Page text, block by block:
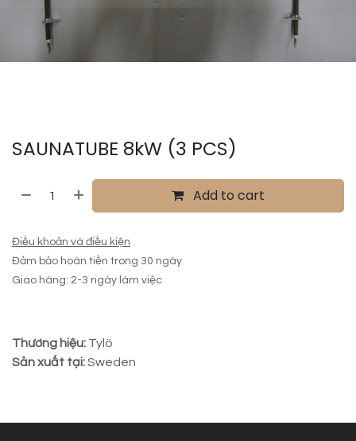
SAUNATUBE 8kW (3 PCS)
Add to cart
Điều khoản và điều kiện
Đảm bảo hoàn tiền trong 30 ngày
Giao hàng: 2-3 ngày làm việc
Thương hiệu: Tylö
Sản xuất tại:Sweden